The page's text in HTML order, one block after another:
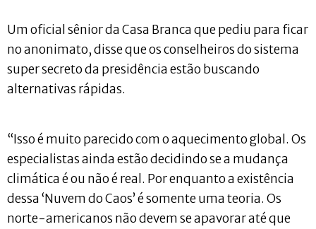
Um oficial sênior da Casa Branca que pediu para ficar
no anonimato, disse que os conselheiros do sistema
super secreto da presidência estão buscando
alternativas rápidas.
“Isso é muito parecido com o aquecimento global. Os
especialistas ainda estão decidindo se a mudança
climática é ou não é real. Por enquanto a existência
dessa ‘Nuvem do Caos’ é somente uma teoria. Os
norte-americanos não devem se apavorar até que